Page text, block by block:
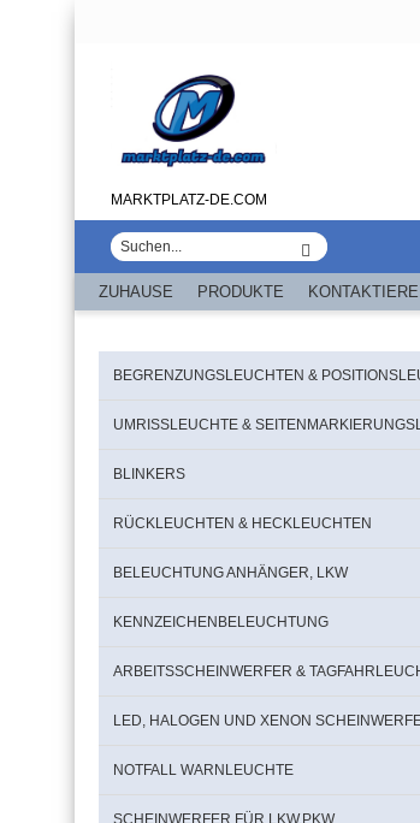
MARKTPLATZ-DE.COM
ZUHAUSE PRODUKTE
BEGRENZUNGSLEUCHTEN &
UMRISSLEUCHTE &
BLINKERS
RÜCKLEUCHTEN & HECKLEUCHTEN
BELEUCHTUNG ANHÄNGER, LKW
KENNZEICHENBELEUCHTUNG
ARBEITSSCHEINWERFER &
LED, HALOGEN UND XENON
NOTFALL WARNLEUCHTE
SCHEINWERFER FÜR LKW,PKW